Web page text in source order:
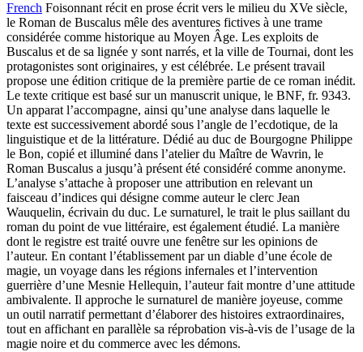
French Foisonnant récit en prose écrit vers le milieu du XVe siècle,
le Roman de Buscalus mêle des aventures fictives à une trame
considérée comme historique au Moyen Âge. Les exploits de
Buscalus et de sa lignée y sont narrés, et la ville de Tournai, dont les
protagonistes sont originaires, y est célébrée. Le présent travail
propose une édition critique de la première partie de ce roman inédit.
Le texte critique est basé sur un manuscrit unique, le BNF, fr. 9343.
Un apparat l’accompagne, ainsi qu’une analyse dans laquelle le
texte est successivement abordé sous l’angle de l’ecdotique, de la
linguistique et de la littérature. Dédié au duc de Bourgogne Philippe
le Bon, copié et illuminé dans l’atelier du Maître de Wavrin, le
Roman Buscalus a jusqu’à présent été considéré comme anonyme.
L’analyse s’attache à proposer une attribution en relevant un
faisceau d’indices qui désigne comme auteur le clerc Jean
Wauquelin, écrivain du duc. Le surnaturel, le trait le plus saillant du
roman du point de vue littéraire, est également étudié. La manière
dont le registre est traité ouvre une fenêtre sur les opinions de
l’auteur. En contant l’établissement par un diable d’une école de
magie, un voyage dans les régions infernales et l’intervention
guerrière d’une Mesnie Hellequin, l’auteur fait montre d’une attitude
ambivalente. Il approche le surnaturel de manière joyeuse, comme
un outil narratif permettant d’élaborer des histoires extraordinaires,
tout en affichant en parallèle sa réprobation vis-à-vis de l’usage de la
magie noire et du commerce avec les démons.